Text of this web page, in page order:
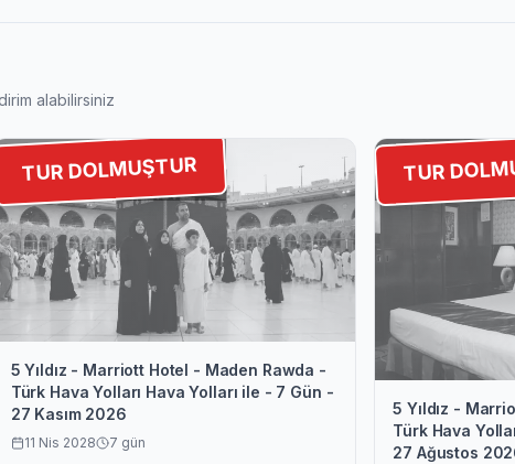
alabilirsiniz
TUR DOLMUŞTUR
5 Yıldız - Marriott Hotel - Maden Rawda -
Türk Hava Yolları Hava Yolları ile - 7 Gün -
27 Kasım 2026
11 Nis 2028 7 gün
TUR
5 Yıldız -
Türk Hava
27 Ağustos